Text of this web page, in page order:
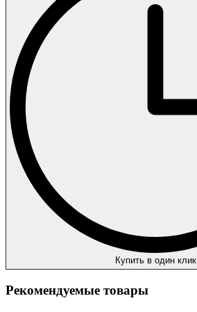
Купить в один клик
Рекомендуемые товары